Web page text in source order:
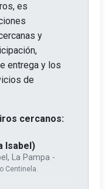
es
y
entrega y los
de
cercanos:
Isabel)
La Pampa -
Centinela.